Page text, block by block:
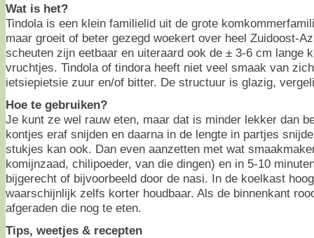
Wat is het?
Tindola is een klein familielid uit de grote
maar groeit of beter gezegd woekert over heel Zuidoost-
scheuten zijn eetbaar en uiteraard ook de ± 3-6 cm lange
vruchtjes. Tindola of tindora heeft niet veel smaak van
ietsiepietsie zuur en/of bitter. De structuur is glazig,
Hoe te gebruiken?
Je kunt ze wel rauw eten, maar dat is minder lekker dan
kontjes eraf snijden en daarna in de lengte in partjes
stukjes kan ook. Dan even aanzetten met wat
komijnzaad, chilipoeder, van die dingen) en in 5-10
bijgerecht of bijvoorbeeld door de nasi. In de koelkast
waarschijnlijk zelfs korter houdbaar. Als de binnenkant
afgeraden die nog te eten.
Tips, weetjes & recepten